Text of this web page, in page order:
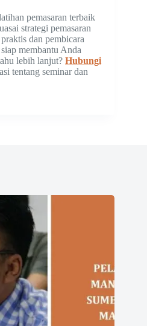
pemasaran terbaik
strategi pemasaran
dan pembicara
siap membantu Anda
lebih lanjut? Hubungi
tentang seminar dan